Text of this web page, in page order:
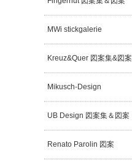
MWi stickgalerie
Kreuz&Quer 図案集&図案
Mikusch-Design
UB Design 図案集＆図案
Renato Parolin 図案